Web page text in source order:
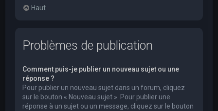
Haut
Problèmes de publication
Comment puis-je publier un nouveau sujet ou une
réponse ?
Pour publier un nouveau sujet dans un forum, cliquez
sur le bouton « Nouveau sujet ». Pour publier une
réponse à un sujet ou un message, cliquez sur le bouton